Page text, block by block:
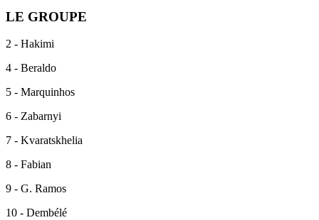
LE GROUPE
2 - Hakimi
4 - Beraldo
5 - Marquinhos
6 - Zabarnyi
7 - Kvaratskhelia
8 - Fabian
9 - G. Ramos
10 - Dembélé